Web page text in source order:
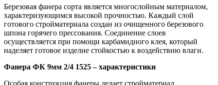
Березовая фанера сорта является многослойным материалом,
характеризующимся высокой прочностью. Каждый слой
готового стройматериала создан из очищенного березового
шпона горячего прессования. Соединение слоев
осуществляется при помощи карбамидного клея, который
наделяет готовое изделие стойкостью к воздействию влаги.
Фанера ФК 9мм 2/4 1525 – характеристики
Особая конструкция фанеры делает стройматериал